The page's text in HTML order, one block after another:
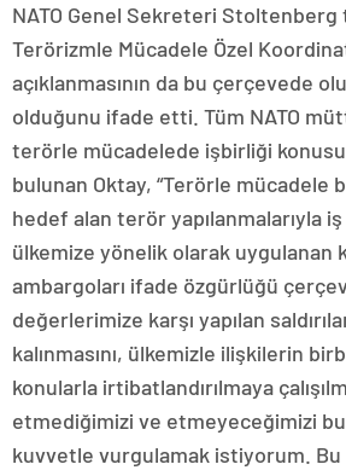
NATO Genel Sekreteri Stoltenberg
Terörizmle Mücadele Özel
açıklanmasının da bu çerçevede
olduğunu ifade etti. Tüm NATO
terörle mücadelede işbirliği
bulunan Oktay, “Terörle mücadele
hedef alan terör yapılanmalarıyla iş
ülkemize yönelik olarak uygulanan
ambargoları ifade özgürlüğü
değerlerimize karşı yapılan
kalınmasını, ülkemizle ilişkilerin
konularla irtibatlandırılmaya
etmediğimizi ve etmeyeceğimizi
kuvvetle vurgulamak istiyorum.